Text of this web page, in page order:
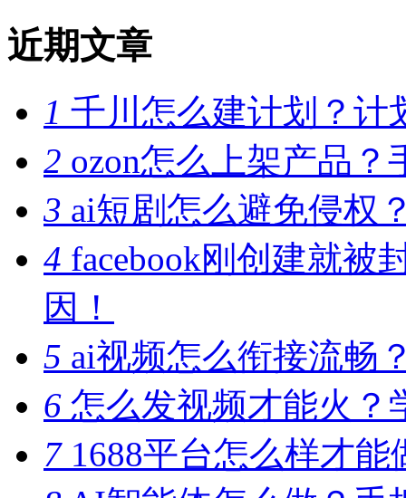
近期文章
1 千川怎么建计划？计
2 ozon怎么上架产品？
3 ai短剧怎么避免侵权
4 facebook刚创建就被
因！
5 ai视频怎么衔接流畅
6 怎么发视频才能火？
71688平台怎么样才能